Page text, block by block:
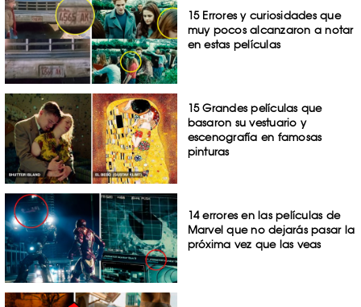
15 Errores y curiosidades que
muy pocos alcanzaron a notar
en estas películas
15 Grandes películas que
basaron su vestuario y
escenografía en famosas
pinturas
14 errores en las películas de
Marvel que no dejarás pasar la
próxima vez que las veas